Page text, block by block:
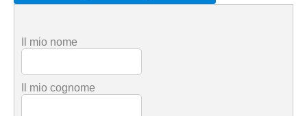
Il mio nome
Il mio cognome